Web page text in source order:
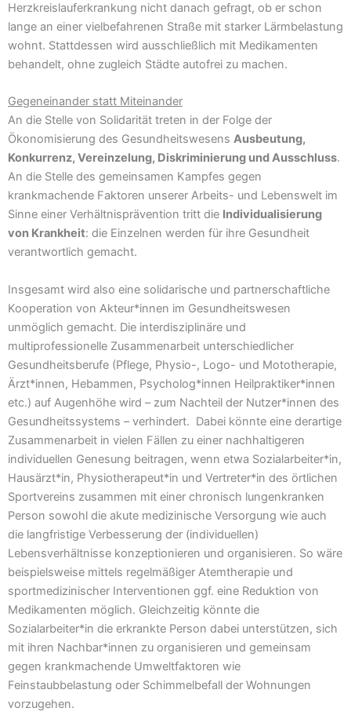
Herzkreislauferkrankung nicht danach gefragt, ob er schon
lange an einer vielbefahrenen Straße mit starker Lärmbelastung
wohnt. Stattdessen wird ausschließlich mit Medikamenten
behandelt, ohne zugleich Städte autofrei zu machen.
Gegeneinander statt Miteinander
An die Stelle von Solidarität treten in der Folge der
Ökonomisierung des Gesundheitswesens Ausbeutung,
Konkurrenz, Vereinzelung, Diskriminierung und Ausschluss.
An die Stelle des gemeinsamen Kampfes gegen
krankmachende Faktoren unserer Arbeits- und Lebenswelt im
Sinne einer Verhältnisprävention tritt die Individualisierung
von Krankheit: die Einzelnen werden für ihre Gesundheit
verantwortlich gemacht.
Insgesamt wird also eine solidarische und partnerschaftliche
Kooperation von Akteur*innen im Gesundheitswesen
unmöglich gemacht. Die interdisziplinäre und
multiprofessionelle Zusammenarbeit unterschiedlicher
Gesundheitsberufe (Pflege, Physio-, Logo- und Mototherapie,
Ärzt*innen, Hebammen, Psycholog*innen Heilpraktiker*innen
etc.) auf Augenhöhe wird – zum Nachteil der Nutzer*innen des
Gesundheitssystems – verhindert. Dabei könnte eine derartige
Zusammenarbeit in vielen Fällen zu einer nachhaltigeren
individuellen Genesung beitragen, wenn etwa Sozialarbeiter*in,
Hausärzt*in, Physiotherapeut*in und Vertreter*in des örtlichen
Sportvereins zusammen mit einer chronisch lungenkranken
Person sowohl die akute medizinische Versorgung wie auch
die langfristige Verbesserung der (individuellen)
Lebensverhältnisse konzeptionieren und organisieren. So wäre
beispielsweise mittels regelmäßiger Atemtherapie und
sportmedizinischer Interventionen ggf. eine Reduktion von
Medikamenten möglich. Gleichzeitig könnte die
Sozialarbeiter*in die erkrankte Person dabei unterstützen, sich
mit ihren Nachbar*innen zu organisieren und gemeinsam
gegen krankmachende Umweltfaktoren wie
Feinstaubbelastung oder Schimmelbefall der Wohnungen
vorzugehen.